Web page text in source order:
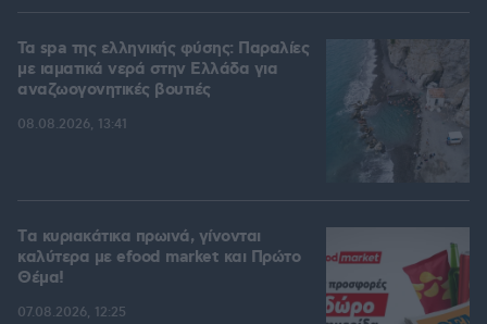
Τα spa της ελληνικής φύσης: Παραλίες
με ιαματικά νερά στην Ελλάδα για
αναζωογονητικές βουτιές
08.08.2026, 13:41
Tα κυριακάτικα πρωινά, γίνονται
καλύτερα με efood market και Πρώτο
Θέμα!
07.08.2026, 12:25